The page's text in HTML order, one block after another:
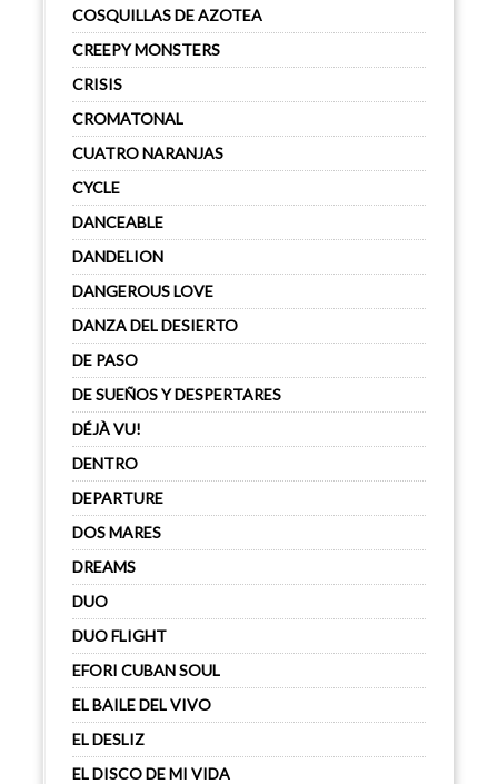
COSQUILLAS DE AZOTEA
CREEPY MONSTERS
CRISIS
CROMATONAL
CUATRO NARANJAS
CYCLE
DANCEABLE
DANDELION
DANGEROUS LOVE
DANZA DEL DESIERTO
DE PASO
DE SUEÑOS Y DESPERTARES
DÉJÀ VU!
DENTRO
DEPARTURE
DOS MARES
DREAMS
DUO
DUO FLIGHT
EFORI CUBAN SOUL
EL BAILE DEL VIVO
EL DESLIZ
EL DISCO DE MI VIDA